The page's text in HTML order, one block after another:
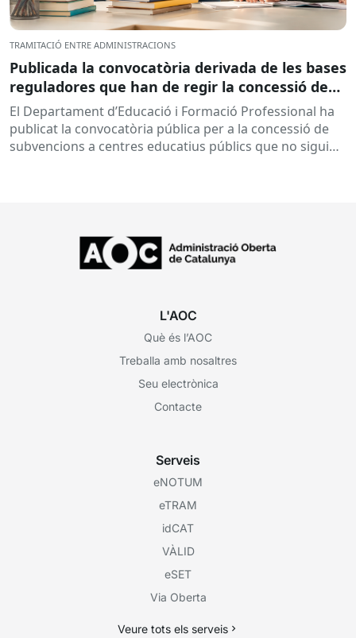
TRAMITACIÓ ENTRE ADMINISTRACIONS
Publicada la convocatòria derivada de les bases
reguladores que han de regir la concessió de
subvencions a centres educatius, per al
desenvolupament de programes de formació i
inserció, durant el curs 2026-2027
El Departament d’Educació i Formació Professional ha
publicat la convocatòria pública per a la concessió de
subvencions a centres educatius públics que no siguin
L'AOC
Què és l’AOC
Treballa amb nosaltres
Seu electrònica
Contacte
Serveis
eNOTUM
eTRAM
idCAT
VÀLID
eSET
Via Oberta
Veure tots els serveis